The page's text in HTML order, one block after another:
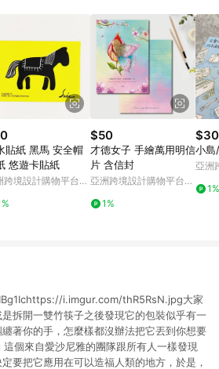
黑馬 安全帽
悠遊卡貼紙
跨境設計購物平台
$50
才德女子 手繪萬用明信
片 含信封
亞洲跨境設計購物平台
1%
$30
小島
亞洲
1%
i.imgur.com/thR5RsN.jpg大家
拆開一雙竹筷子之後發現它的包裝似乎有一
著你的手，怎麼樣都沒辦法把它丟到你想要
個來自愛沙尼雅的團隊跟所有人一樣發現
要把它應用在可以造福人類的地方，於是，